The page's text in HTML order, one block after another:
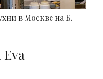
в Москве на Б.